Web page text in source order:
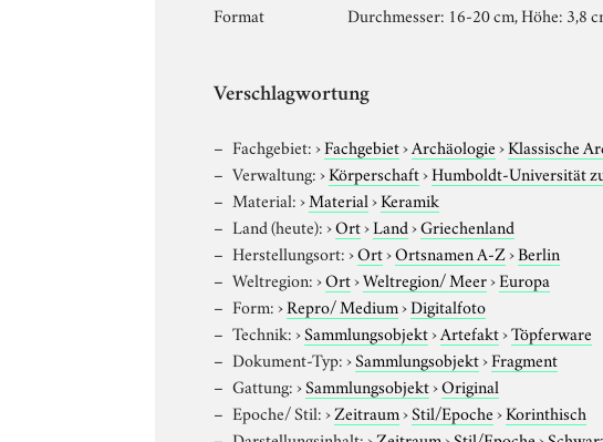
Format
Durchmesser: 16-20 cm, Höhe: 3,8
Verschlagwortung
Fachgebiet:›Fachgebiet›Archäologie›Klassische
Verwaltung:›Körperschaft›Humboldt-Universität
Material:›Material›Keramik
Land (heute):›Ort›Land›Griechenland
Herstellungsort:›Ort›Ortsnamen A-Z›Berlin
Weltregion:›Ort›Weltregion/ Meer›Europa
Form:›Repro/ Medium›Digitalfoto
Technik:›Sammlungsobjekt›Artefakt›Töpferware
Dokument-Typ:›Sammlungsobjekt›Fragment
Gattung:›Sammlungsobjekt›Original
Epoche/ Stil:›Zeitraum›Stil/Epoche›Korinthisch